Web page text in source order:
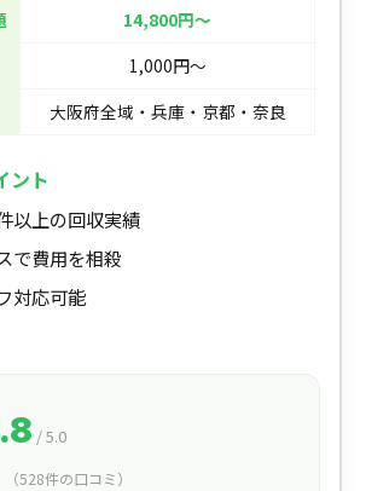
14,800円〜
1,000円〜
大阪府全域・兵庫・京都・奈良
ント
以上の回収実績
で費用を相殺
対応可能
/ 5.0
（528件の口コミ）